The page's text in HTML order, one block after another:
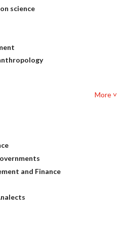
science
More ˅
and Finance